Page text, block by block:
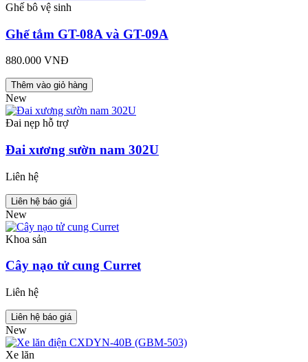
Ghế bô vệ sinh
Ghế tắm GT-08A và GT-09A
880.000 VNĐ
Thêm vào giỏ hàng
New
Đai nẹp hỗ trợ
Đai xương sườn nam 302U
Liên hệ
Liên hệ báo giá
New
Khoa sản
Cây nạo tử cung Curret
Liên hệ
Liên hệ báo giá
New
Xe lăn